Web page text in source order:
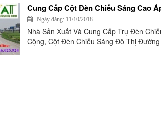
Cung Cấp Cột Đèn Chiếu Sáng Cao
Ngày đăng: 11/10/2018
Nhà Sản Xuất Và Cung Cấp Trụ Đèn
Cộng, Cột Đèn Chiếu Sáng Đô Thị